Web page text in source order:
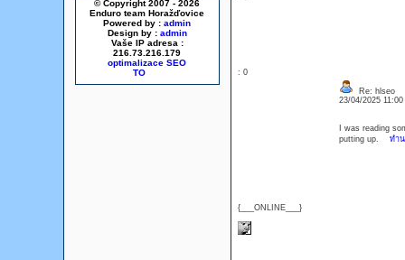
© Copyright 2007 - 2026
Enduro team Horažďovice
Powered by : admin
Design by : admin
Vaše IP adresa :
216.73.216.179
optimalizace SEO
: 0
{___ONLINE___}
Re: hlseo
23/04/2025
I was reading
putting up. ทำ